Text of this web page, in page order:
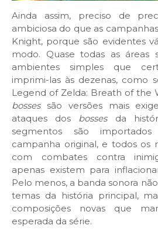
Ainda assim, preciso de
ambiciosa do que as
Knight, porque são evidentes
modo. Quase todas as áreas
ambientes simples que
imprimi-las às dezenas, como
Legend of Zelda: Breath of the
bossessão versões mais
ataques dos bossesda
segmentos são
campanha original, e todos os
com combates contra
apenas existem para
Pelo menos, a banda sonora
temas da história principal,
composições novas que
esperada da série.